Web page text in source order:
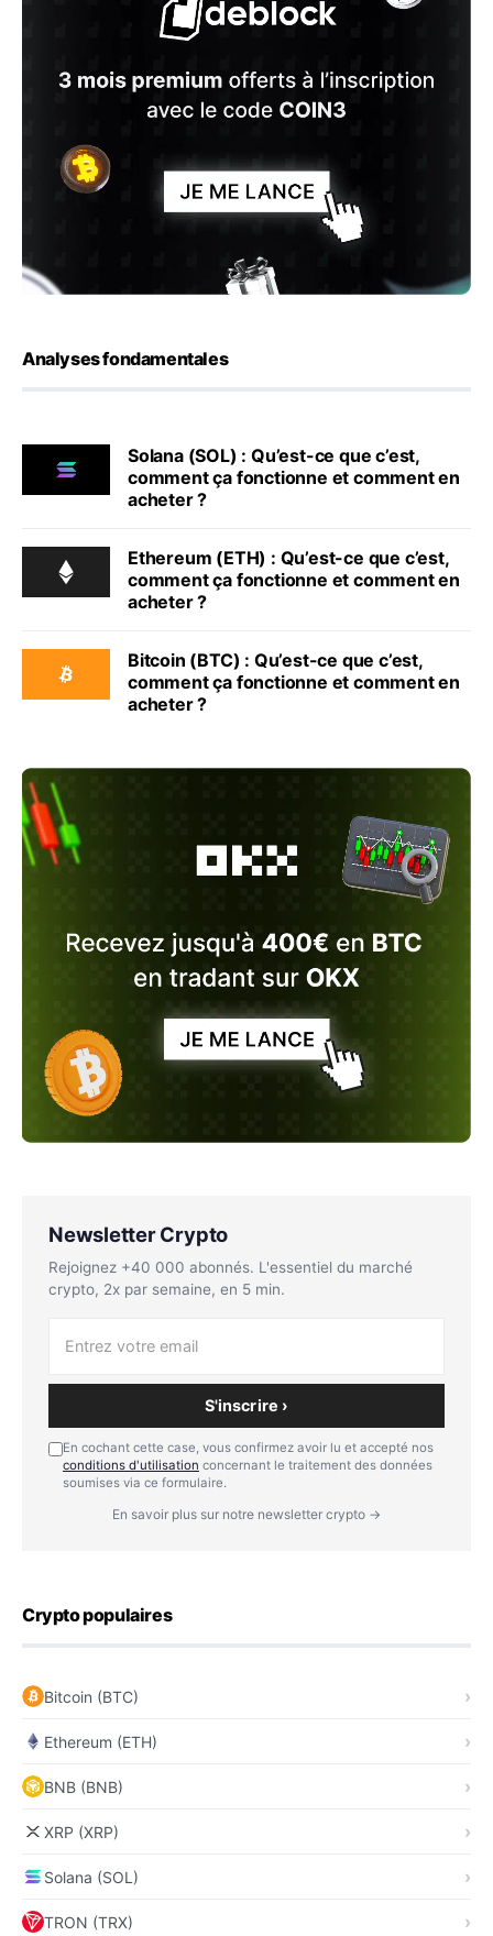
Analyses fondamentales
Solana (SOL) : Qu’est-ce que c’est,
comment ça fonctionne et comment en
acheter ?
Ethereum (ETH) : Qu’est-ce que c’est,
comment ça fonctionne et comment en
acheter ?
Bitcoin (BTC) : Qu’est-ce que c’est,
comment ça fonctionne et comment en
acheter ?
Newsletter Crypto
Rejoignez +40 000 abonnés. L'essentiel du marché
crypto, 2x par semaine, en 5 min.
S'inscrire ›
En cochant cette case, vous confirmez avoir lu et accepté nos
conditions d'utilisation concernant le traitement des données
soumises via ce formulaire.
En savoir plus sur notre newsletter crypto →
Crypto populaires
Bitcoin (BTC)
Ethereum (ETH)
BNB (BNB)
XRP (XRP)
Solana (SOL)
TRON (TRX)